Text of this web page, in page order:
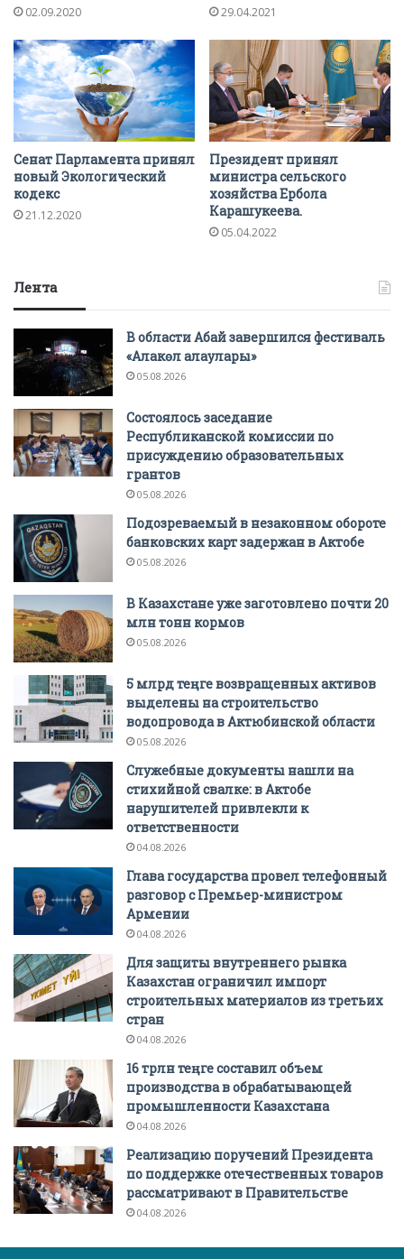
02.09.2020 29.04.2021
Сенат Парламента принял
новый Экологический
кодекс
21.12.2020
Президент принял
министра сельского
хозяйства Ербола
Карашукеева.
05.04.2022
Лента
В области Абай завершился фестиваль
«Алакөл алаулары»
05.08.2026
Состоялось заседание
Республиканской комиссии по
присуждению образовательных
грантов
05.08.2026
Подозреваемый в незаконном обороте
банковских карт задержан в Актобе
05.08.2026
В Казахстане уже заготовлено почти 20
млн тонн кормов
05.08.2026
5 млрд теңге возвращенных активов
выделены на строительство
водопровода в Актюбинской области
05.08.2026
Служебные документы нашли на
стихийной свалке: в Актобе
нарушителей привлекли к
ответственности
04.08.2026
Глава государства провел телефонный
разговор с Премьер-министром
Армении
04.08.2026
Для защиты внутреннего рынка
Казахстан ограничил импорт
строительных материалов из третьих
стран
04.08.2026
16 трлн теңге составил объем
производства в обрабатывающей
промышленности Казахстана
04.08.2026
Реализацию поручений Президента
по поддержке отечественных товаров
рассматривают в Правительстве
04.08.2026